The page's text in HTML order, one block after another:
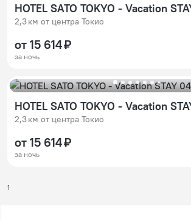
HOTEL SATO TOKYO - Vacation
2,3 км от центра Токио
от 15 614 ₽
за ночь
HOTEL SATO TOKYO - Vacation
2,3 км от центра Токио
от 15 614 ₽
за ночь
1